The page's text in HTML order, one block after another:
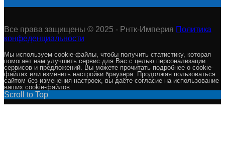
Все права защищены © 2025 - Рнтк-Империя Политика
конфеденциальности
Мы используем cookie-файлы, чтобы получить статистику, которая
помогает нам улучшить сервис для Вас с целью персонализации
сервисов и предложений. Вы можете прочитать подробнее о cookie-
файлах или изменить настройки браузера. Продолжая пользоваться
сайтом без изменения настроек, вы даёте согласие на использование
ваших cookie-файлов.
Scroll to Top